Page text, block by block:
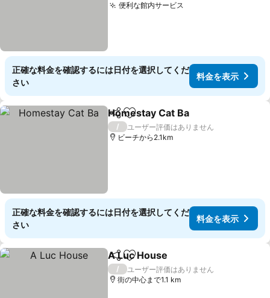
便利な館内サービス
正確な料金を確認するには日付を選択してくだ
さい
料金を表示
シェアお気に入りに追加
Homestay Cat Ba
/
ユーザー評価はありません
ビーチから2.1km
正確な料金を確認するには日付を選択してくだ
さい
料金を表示
シェアお気に入りに追加
A Luc House
/
ユーザー評価はありません
街の中心まで1.1 km